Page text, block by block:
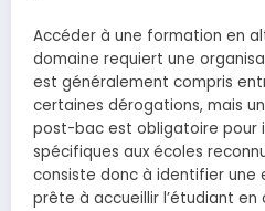
Accéder à une formation en
domaine requiert une
est généralement compris
certaines dérogations, mais
post-bac est obligatoire pour
spécifiques aux écoles
consiste donc à identifier une
prête à accueillir l’étudiant en